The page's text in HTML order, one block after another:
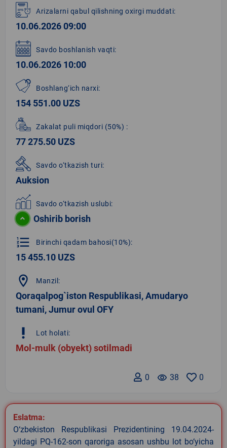
1
of
2
Arizalarni qabul qilishning oxirgi muddati:
10.06.2026 09:00
Savdo boshlanish vaqti:
10.06.2026 10:00
Boshlang‘ich narxi:
154 551.00 UZS
Zakalat puli miqdori (50%) :
77 275.50 UZS
Savdo o‘tkazish turi:
Auksion
Savdo o‘tkazish uslubi:
Oshirib borish
format_list_numbered Birinchi qadam bahosi(10%):
15 455.10 UZS
location_on Manzil:
Qoraqalpog`iston Respublikasi, Amudaryo
tumani, Jumur ovul OFY
priority_high Lot holati:
Mol-mulk (obyekt) sotilmadi
0
remove_red_eye 38
0
Eslatma:
O‘zbekiston Respublikasi Prezidentining 19.04.2024-
yildagi PQ-162-son qaroriga asosan ushbu lot bo‘yicha